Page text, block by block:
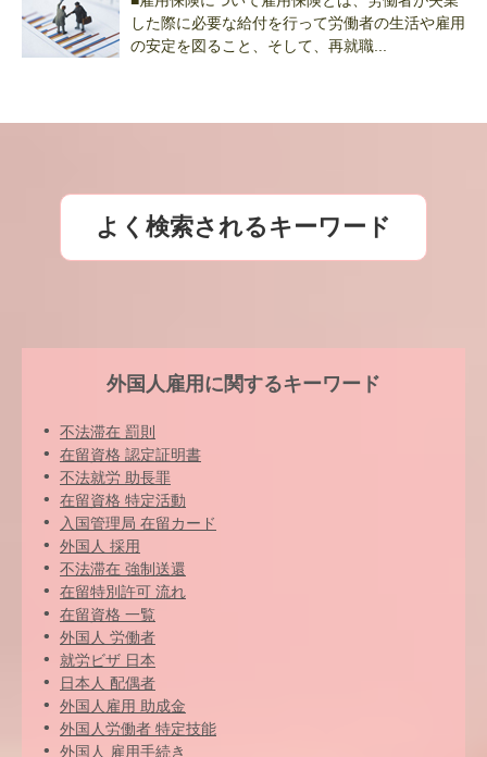
した際に必要な給付を行って労働者の生活や雇用
の安定を図ること、そして、再就職...
よく検索されるキーワード
外国人雇用に関するキーワード
不法滞在 罰則
在留資格 認定証明書
不法就労 助長罪
在留資格 特定活動
入国管理局 在留カード
外国人 採用
不法滞在 強制送還
在留特別許可 流れ
在留資格 一覧
外国人 労働者
就労ビザ 日本
日本人 配偶者
外国人雇用 助成金
外国人労働者 特定技能
外国人 雇用手続き